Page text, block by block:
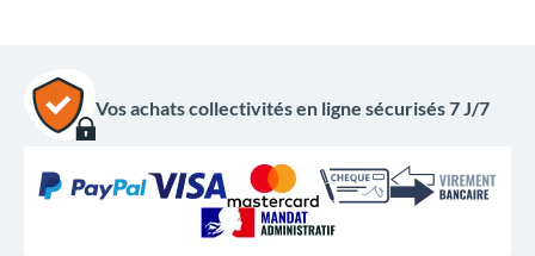
715,00 €HT
Vos achats collectivités en ligne sécurisés 7 J/7